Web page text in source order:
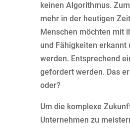
keinen Algorithmus.
mehr in der heutigen
Menschen möchten mit
und Fähigkeiten erkannt
werden. Entsprechend
gefordert werden. Das
oder?
Um die komplexe
Unternehmen zu